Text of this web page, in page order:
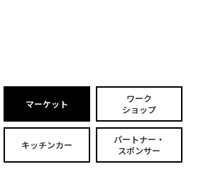
マーケット
ワーク
ショップ
キッチンカー
パートナー・
スポンサー